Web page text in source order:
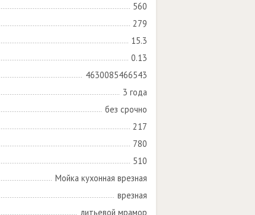
560
279
15.3
0.13
4630085466543
3 года
без срочно
217
780
510
Мойка кухонная врезная
врезная
литьевой мрамор